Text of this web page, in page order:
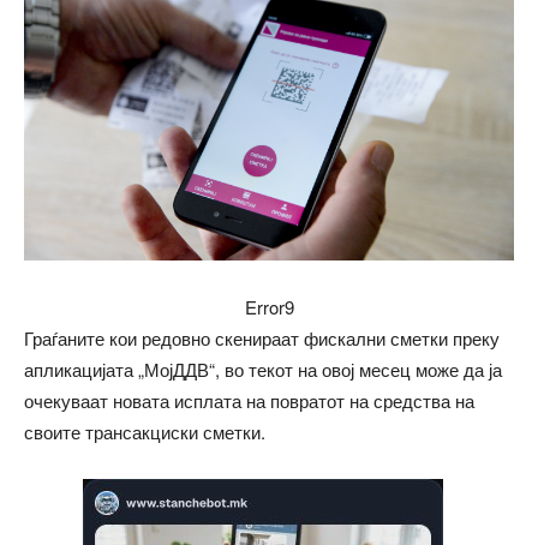
Error9
Граѓаните кои редовно скенираат фискални сметки преку
апликацијата „МојДДВ“, во текот на овој месец може да ја
очекуваат новата исплата на повратот на средства на
своите трансакциски сметки.